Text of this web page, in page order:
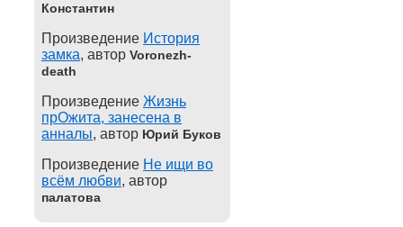
Константин
Произведение История
замка, автор Voronezh-
death
Произведение Жизнь
прОжита, занесена в
анналы, автор Юрий Буков
Произведение Не ищи во
всём любви, автор
палатова